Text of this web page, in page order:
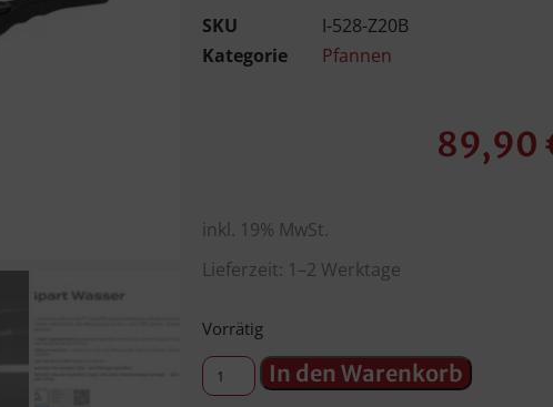
SKU
I-528-Z20B
Kategorie
Pfannen
89,90
inkl. 19% MwSt.
Lieferzeit: 1–2 Werktage
Vorrätig
In den Warenkorb